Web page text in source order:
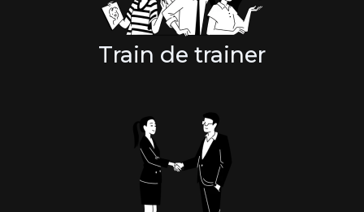
Train de trainer